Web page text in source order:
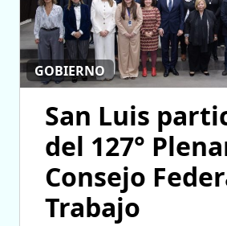
GOBIERNO
San Luis
del 127°
Consejo
Trabajo